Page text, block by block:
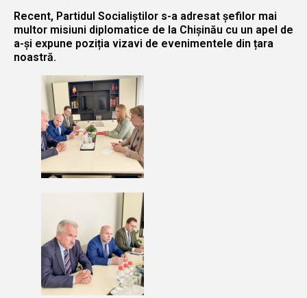
Recent, Partidul Socialiștilor s-a adresat șefilor mai
multor misiuni diplomatice de la Chișinău cu un apel de
a-și expune poziția vizavi de evenimentele din țara
noastră.